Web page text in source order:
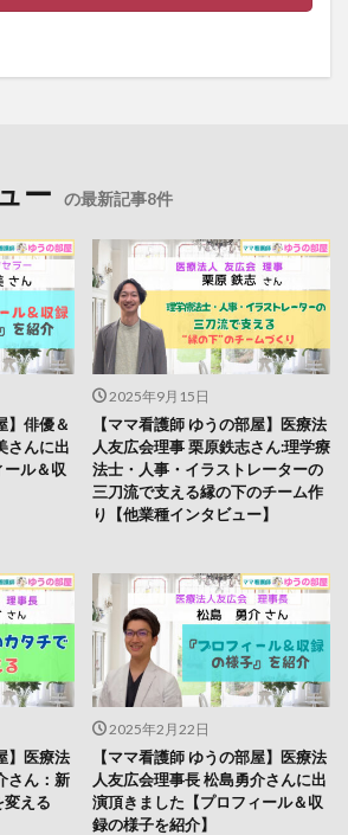
ー の最新記事8件
】俳優＆
さんに出
ル＆収
2025年9月15日
【ママ看護師 ゆうの部屋】医療法
人友広会理事 栗原鉄志さん:理学療
法士・人事・イラストレーターの
三刀流で支える縁の下のチーム作
り【他業種インタビュー】
】医療法
さん：新
変える
2025年2月22日
【ママ看護師 ゆうの部屋】医療法
人友広会理事長 松島勇介さんに出
演頂きました【プロフィール＆収
録の様子を紹介】